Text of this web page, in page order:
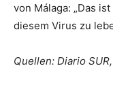
von Málaga: „Das
diesem Virus zu
Quellen: Diario